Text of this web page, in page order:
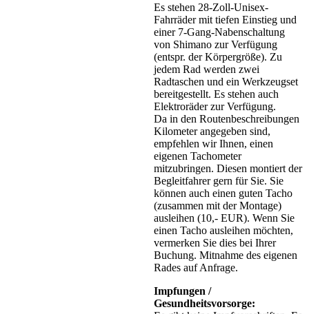
Es stehen 28-Zoll-Unisex-
Fahrräder mit tiefen Einstieg und
einer 7-Gang-Nabenschaltung
von Shimano zur Verfügung
(entspr. der Körpergröße). Zu
jedem Rad werden zwei
Radtaschen und ein Werkzeugset
bereitgestellt. Es stehen auch
Elektroräder zur Verfügung.
Da in den Routenbeschreibungen
Kilometer angegeben sind,
empfehlen wir Ihnen, einen
eigenen Tachometer
mitzubringen. Diesen montiert der
Begleitfahrer gern für Sie. Sie
können auch einen guten Tacho
(zusammen mit der Montage)
ausleihen (10,- EUR). Wenn Sie
einen Tacho ausleihen möchten,
vermerken Sie dies bei Ihrer
Buchung. Mitnahme des eigenen
Rades auf Anfrage.
Impfungen /
Gesundheitsvorsorge: